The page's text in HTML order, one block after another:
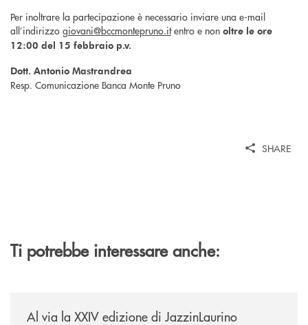
Per inoltrare la partecipazione è necessario inviare una e-mail
all’indirizzo giovani@bccmontepruno.itentro e non oltre le ore
12:00 del 15 febbraio p.v.
Dott. Antonio Mastrandrea
Resp. Comunicazione Banca Monte Pruno
SHARE
Ti potrebbe interessare anche:
Al via la XXIV edizione di JazzinLaurino